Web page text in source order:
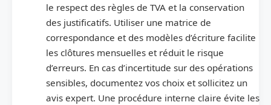
le respect des règles de TVA et la conservation
des justificatifs. Utiliser une matrice de
correspondance et des modèles d’écriture facilite
les clôtures mensuelles et réduit le risque
d’erreurs. En cas d’incertitude sur des opérations
sensibles, documentez vos choix et sollicitez un
avis expert. Une procédure interne claire évite les